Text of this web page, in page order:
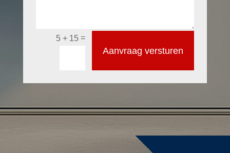
5 + 15=
Aanvraag versturen